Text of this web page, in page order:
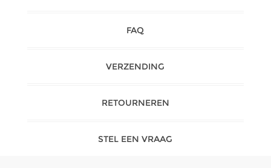
FAQ
VERZENDING
RETOURNEREN
STEL EEN VRAAG